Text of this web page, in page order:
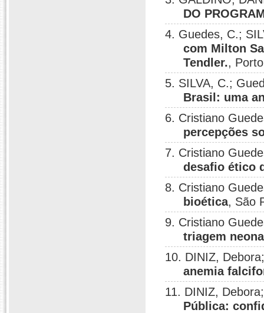
DO
4. Guedes, C.;
com Milton
Tendler.,
5. SILVA, C.;
Brasil: uma
6. Cristiano
percepções
7. Cristiano
desafio ético
8. Cristiano
bioética, São
9. Cristiano
triagem
10. DINIZ,
anemia
11. DINIZ,
Pública: